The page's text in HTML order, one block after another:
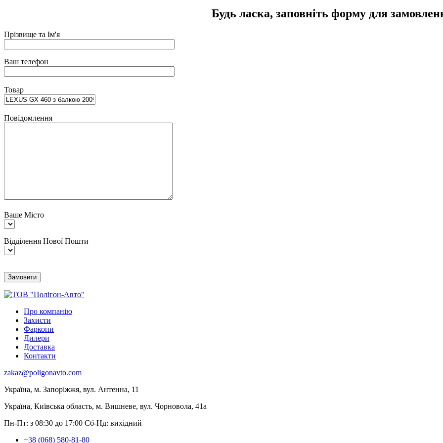
Будь ласка, заповніть форму для
Прізвище та Ім'я
Ваш телефон
Товар
Повідомлення
Ваше Місто
Відділення Нової Пошти
Про компанію
Захисти
Фаркопи
Дилери
Доставка
Контакти
zakaz@poligonavto.com
Україна, м. Запоріжжя, вул. Антенна, 11
Україна, Київська область, м. Вишневе, вул. Чорновола, 41а
Пн-Пт: з 08:30 до 17:00 Сб-Нд: вихідний
+38 (068) 580-81-80